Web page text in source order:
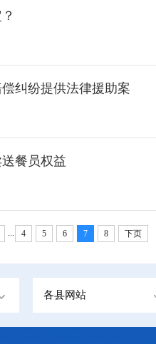
纠纷提供法律援助案
餐员权益
4 5 6 7 8 下页
各县网站